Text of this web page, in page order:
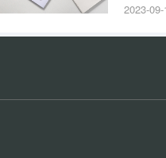
直接去
金或者
2023-